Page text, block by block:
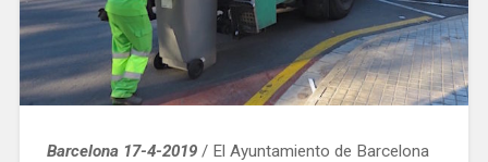
Barcelona 17-4-2019/ El Ayuntamiento de Barcelona